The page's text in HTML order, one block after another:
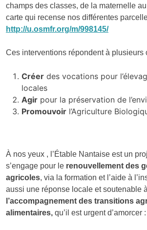
champs des classes, de la maternelle
carte qui recense nos différentes
http://u.osmfr.org/m/998145/
Ces interventions répondent à plusieurs
Créer des vocations pour
locales
Agir pour la préservation de
Promouvoir l’Agriculture
À nos yeux , l’Étable Nantaise est un
s’engage pour le renouvellement des
agricoles, via la formation et l’aide à
aussi une réponse locale et soutenable à
l’accompagnement des transitions
alimentaires, qu’il est urgent d’amorcer :